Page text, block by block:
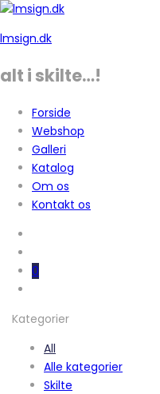
lmsign.dk
alt i skilte…!
Forside
Webshop
Galleri
Katalog
Om os
Kontakt os
0
Kategorier
All
Alle kategorier
Skilte